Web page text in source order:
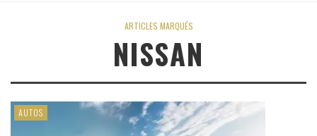
ARTICLES MARQUÉS
NISSAN
AUTOS